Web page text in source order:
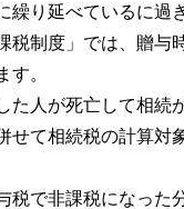
繰り延べているに過
税制度」では、贈与
す。
た人が死亡して相続
せて相続税の計算対
税で非課税になった